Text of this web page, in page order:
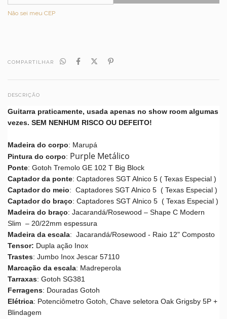
Não sei meu CEP
COMPARTILHAR
DESCRIÇÃO
Guitarra praticamente, usada apenas no show room algumas
vezes. SEM NENHUM RISCO OU DEFEITO!
Madeira do corpo: Marupá
Pintura do corpo: Purple Metálico
Ponte: Gotoh Tremolo GE 102 T Big Block
Captador da ponte: Captadores SGT Alnico 5 ( Texas Especial )
Captador do meio: Captadores SGT Alnico 5 ( Texas Especial )
Captador do braço: Captadores SGT Alnico 5 ( Texas Especial )
Madeira do braço: Jacarandá/Rosewood – Shape C Modern
Slim – 20/22mm espessura
Madeira da escala: Jacarandá/Rosewood - Raio 12" Composto
Tensor: Dupla ação Inox
Trastes: Jumbo Inox Jescar 57110
Marcação da escala: Madreperola
Tarraxas: Gotoh SG381
Ferragens: Douradas Gotoh
Elétrica: Potenciômetro Gotoh, Chave seletora Oak Grigsby 5P +
Blindagem